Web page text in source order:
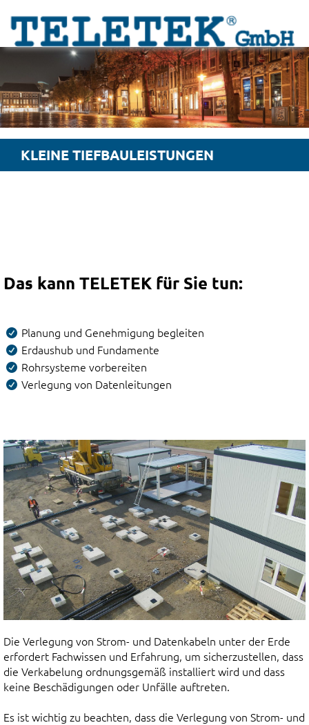
KLEINE TIEFBAULEISTUNGEN
Das kann TELETEK für Sie tun:
Planung und Genehmigung begleiten
Erdaushub und Fundamente
Rohrsysteme vorbereiten
Verlegung von Datenleitungen
Die Verlegung von Strom- und Datenkabeln unter der Erde
erfordert Fachwissen und Erfahrung, um sicherzustellen, dass
die Verkabelung ordnungsgemäß installiert wird und dass
keine Beschädigungen oder Unfälle auftreten.
Es ist wichtig zu beachten, dass die Verlegung von Strom- und